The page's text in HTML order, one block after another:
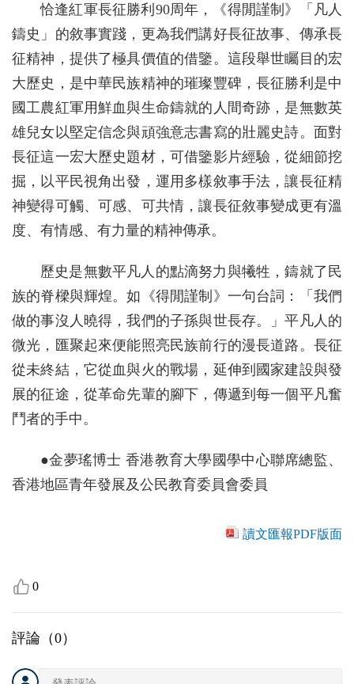
恰逢紅軍長征勝利90周年，《得閒謹制》「凡人
鑄史」的敘事實踐，更為我們講好長征故事、傳承長
征精神，提供了極具價值的借鑒。這段舉世矚目的宏
大歷史，是中華民族精神的璀璨豐碑，長征勝利是中
國工農紅軍用鮮血與生命鑄就的人間奇跡，是無數英
雄兒女以堅定信念與頑強意志書寫的壯麗史詩。面對
長征這一宏大歷史題材，可借鑒影片經驗，從細節挖
掘，以平民視角出發，運用多樣敘事手法，讓長征精
神變得可觸、可感、可共情，讓長征敘事變成更有溫
度、有情感、有力量的精神傳承。
歷史是無數平凡人的點滴努力與犧牲，鑄就了民
族的脊樑與輝煌。如《得閒謹制》一句台詞：「我們
做的事沒人曉得，我們的子孫與世長存。」平凡人的
微光，匯聚起來便能照亮民族前行的漫長道路。長征
從未終結，它從血與火的戰場，延伸到國家建設與發
展的征途，從革命先輩的腳下，傳遞到每一個平凡奮
鬥者的手中。
●金夢瑤博士 香港教育大學國學中心聯席總監、
香港地區青年發展及公民教育委員會委員
讀文匯報PDF版面
0
評論（0）